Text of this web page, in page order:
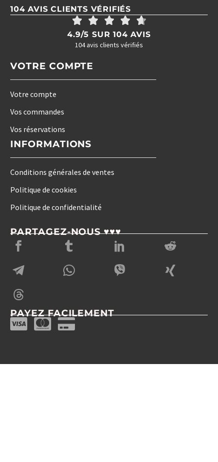
104 AVIS CLIENTS VÉRIFIÉS
4.9/5 SUR 104 AVIS
104 avis clients vérifiés
VOTRE COMPTE
Votre compte
Vos commandes
Vos réservations
INFORMATIONS
Conditions générales de ventes
Politique de cookies
Politique de confidentialité
PARTAGEZ-NOUS ♥♥♥
PAYEZ FACILEMENT